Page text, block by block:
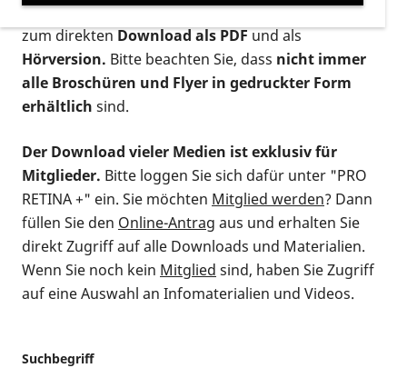
postalischen Bestellung als gedruckte Variante
zum direktenDownload als PDFund als
Hörversion. Bitte beachten Sie, dass nicht immer
alle Broschüren und Flyer in gedruckter Form
erhältlich sind.
Der Download vieler Medien ist exklusiv für
Mitglieder. Bitte loggen Sie sich dafür unter "PRO
RETINA +" ein. Sie möchten Mitglied werden? Dann
füllen Sie den Online-Antrag aus und erhalten Sie
direkt Zugriff auf alle Downloads und Materialien.
Wenn Sie noch kein Mitglied sind, haben Sie Zugriff
auf eine Auswahl an Infomaterialien und Videos.
Suchbegriff